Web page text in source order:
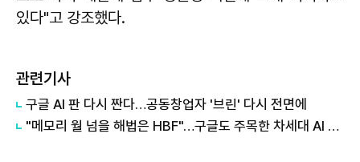
있다"고 강조했다.
관련기사
구글 AI 판 다시 짠다…공동창업자 '브린' 다시 전면에
"메모리 월 넘을 해법은 HBF"…구글도 주목한 차세대 AI 메모리